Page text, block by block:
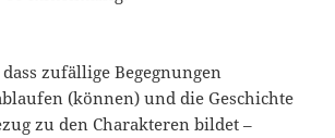
zufällige Begegnungen
(können) und die Geschichte
zu den Charakteren bildet –